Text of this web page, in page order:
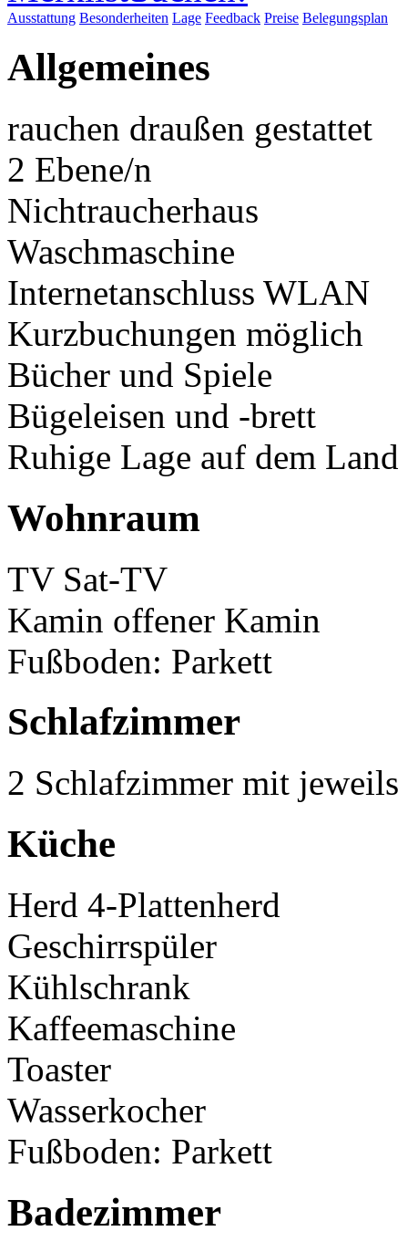
Ausstattung Besonderheiten Lage Feedback Preise Belegungsplan
Allgemeines
rauchen draußen gestattet
2 Ebene/n
Nichtraucherhaus
Waschmaschine
Internetanschluss WLAN
Kurzbuchungen möglich
Bücher und Spiele
Bügeleisen und -brett
Ruhige Lage auf dem Land
Wohnraum
TV Sat-TV
Kamin offener Kamin
Fußboden: Parkett
Schlafzimmer
2 Schlafzimmer mit
Küche
Herd 4-Plattenherd
Geschirrspüler
Kühlschrank
Kaffeemaschine
Toaster
Wasserkocher
Fußboden: Parkett
Badezimmer